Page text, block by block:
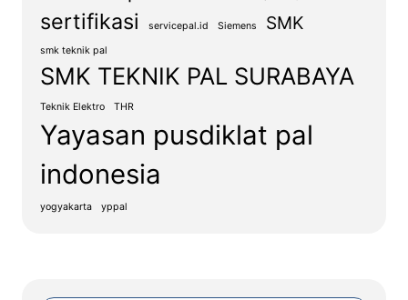
sertifikasi servicepal.id Siemens SMK
smk teknik pal
SMK TEKNIK PAL SURABAYA
Teknik Elektro THR
Yayasan pusdiklat pal
indonesia
yogyakarta yppal